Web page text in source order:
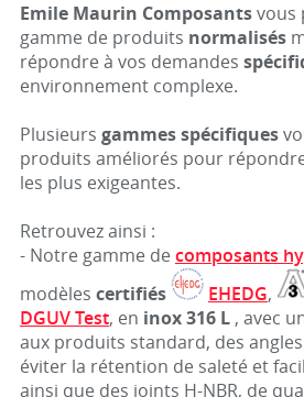
Emile Maurin Composantsvous
gamme de produits normalisés
répondre à vos demandes
environnement complexe.
Plusieurs gammes spécifiques
produits améliorés pour
les plus exigeantes.
Retrouvez ainsi :
- Notre gamme de composants
modèles certifiés EHEDG,
DGUV Test, en inox 316 L, avec
aux produits standard, des
éviter la rétention de saleté et
ainsi que des joints H-NBR, de